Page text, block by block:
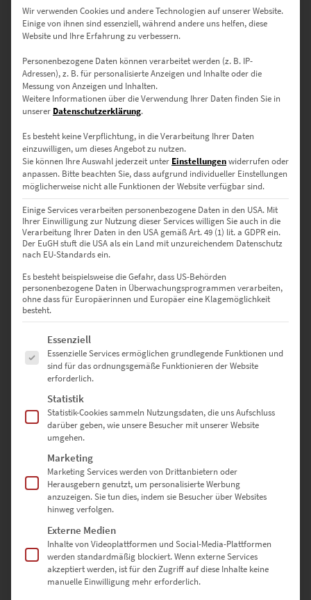
€24,90 –€999,00
Enthält 19% Mwst.
zzgl.Versand
Lieferzeit: ca. 10 Werktage
Dieses Produkt weist mehrere Varianten auf. Die Optionen können auf der Produktseite gewählt werden
EZ00260 Rotterdam Central Station
€24,90–€1.099,00
Lieferzeit: ca. 10 Werktage
Wir verwenden Cookies und andere Technologien auf unserer Website.
Einige von ihnen sind essenziell, während andere uns helfen, diese
Website und Ihre Erfahrung zu verbessern.
Personenbezogene Daten können verarbeitet werden (z. B. IP-
Adressen), z. B. für personalisierte Anzeigen und Inhalte oder die
Messung von Anzeigen und Inhalten.
Weitere Informationen über die Verwendung Ihrer Daten finden Sie in
unserer Datenschutzerklärung.
Es besteht keine Verpflichtung, in die Verarbeitung Ihrer Daten
einzuwilligen, um dieses Angebot zu nutzen.
Sie können Ihre Auswahl jederzeit unter Einstellungenwiderrufen oder
anpassen. Bitte beachten Sie, dass aufgrund individueller Einstellungen
möglicherweise nicht alle Funktionen der Website verfügbar sind.
Einige Services verarbeiten personenbezogene Daten in den USA. Mit
Ihrer Einwilligung zur Nutzung dieser Services willigen Sie auch in die
Verarbeitung Ihrer Daten in den USA gemäß Art. 49 (1) lit. a GDPR ein.
Der EuGH stuft die USA als ein Land mit unzureichendem Datenschutz
nach EU-Standards ein.
Es besteht beispielsweise die Gefahr, dass US-Behörden
personenbezogene Daten in Überwachungsprogrammen verarbeiten,
ohne dass für Europäerinnen und Europäer eine Klagemöglichkeit
besteht.
Es folgt eine Liste der Service-Gruppen, für die eine Einwilligung
Essenziell
Essenzielle Services ermöglichen grundlegende Funktionen und
sind für das ordnungsgemäße Funktionieren der Website
erforderlich.
Statistik
Statistik-Cookies sammeln Nutzungsdaten, die uns Aufschluss
darüber geben, wie unsere Besucher mit unserer Website
umgehen.
Marketing
Marketing Services werden von Drittanbietern oder
Herausgebern genutzt, um personalisierte Werbung
anzuzeigen. Sie tun dies, indem sie Besucher über Websites
hinweg verfolgen.
Externe Medien
Inhalte von Videoplattformen und Social-Media-Plattformen
werden standardmäßig blockiert. Wenn externe Services
akzeptiert werden, ist für den Zugriff auf diese Inhalte keine
manuelle Einwilligung mehr erforderlich.